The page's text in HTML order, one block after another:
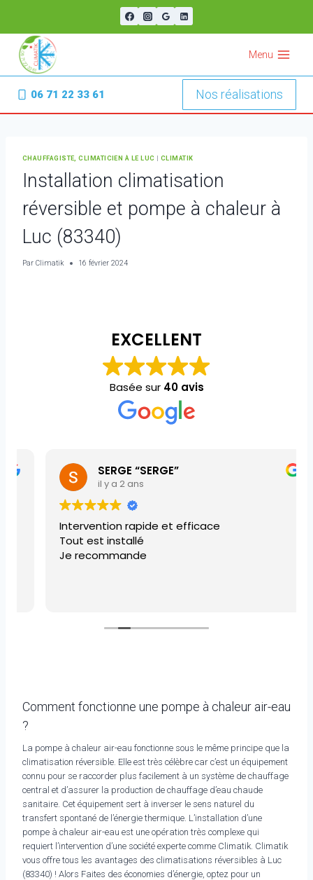
contenu
Menu
06 71 22 33 61 Nos réalisations
CHAUFFAGISTE, CLIMATICIEN À LE LUC CLIMATIK
Installation climatisation
réversible et pompe à chaleur à
Luc (83340)
Par Climatik 16 février 2024
EXCELLENT
Basée sur 40 avis
SERGE “SERGE”
il y a 2 ans
Intervention rapide et efficace
Tout est installé
Je recommande
Comment fonctionne une pompe à chaleur air-eau
?
La pompe à chaleur air-eau fonctionne sous le même principe que la
climatisation réversible. Elle est très célèbre car c’est un équipement
connu pour se raccorder plus facilement à un système de chauffage
central et d’assurer la production de chauffage d’eau chaude
sanitaire. Cet équipement sert à inverser le sens naturel du
transfert spontané de l’énergie thermique. L’installation d’une
pompe à chaleur air-eau est une opération très complexe qui
requiert l’intervention d’une société experte comme Climatik. Climatik
vous offre tous les avantages des climatisations réversibles à Luc
(83340) ! Alors Faites des économies d’énergie, optez pour un